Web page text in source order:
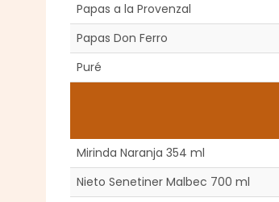
Papas a la Provenzal
Papas Don Ferro
Puré
Mirinda Naranja 354 ml
Nieto Senetiner Malbec 700 ml